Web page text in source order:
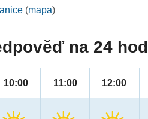
(mapa)
na 24
10:00 11:00 12:00